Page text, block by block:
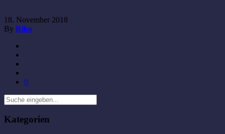
18. November 2018
By Riko
0
Kategorien